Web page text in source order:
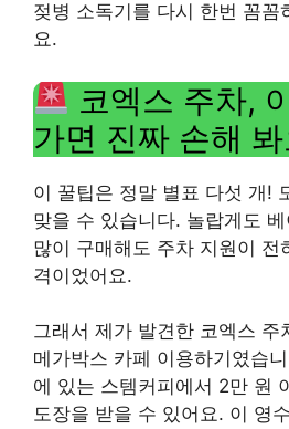
젖병 소독기를 다시 한번 꼼꼼
요.
코엑스 주차,
가면 진짜 손해
이 꿀팁은 정말 별표 다섯 개!
맞을 수 있습니다. 놀랍게도
많이 구매해도 주차 지원이
격이었어요.
그래서 제가 발견한 코엑스 주
메가박스 카페 이용하기였습
에 있는 스템커피에서 2만 원
도장을 받을 수 있어요. 이 영